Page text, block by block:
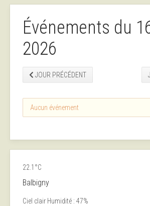
Événements du
2026
JOUR PRÉCÉDENT
Aucun événement
22.1°C
Balbigny
Ciel clair Humidité : 47%